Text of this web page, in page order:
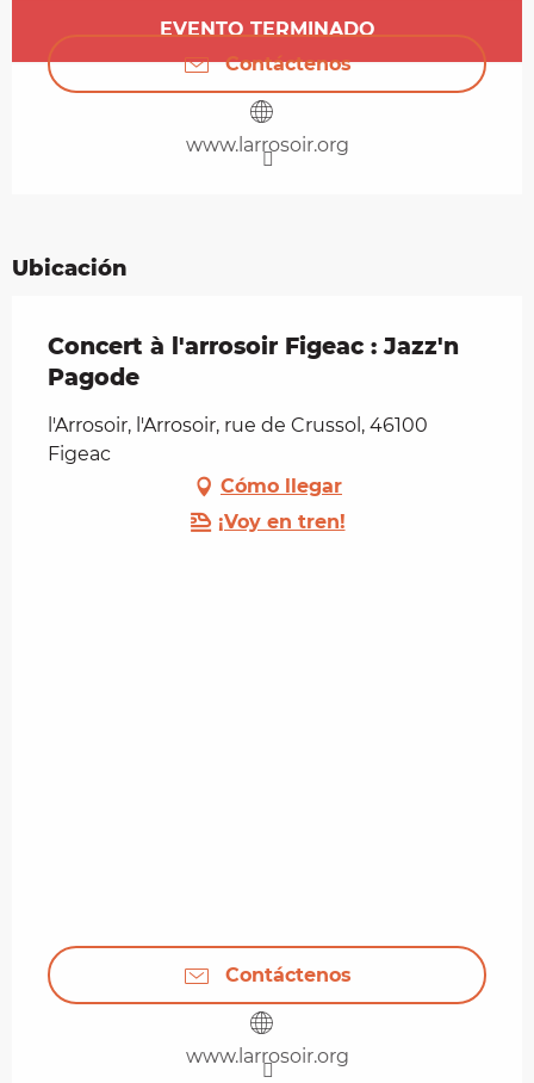
Horarios y datos de contacto
EVENTO TERMINADO
Contáctenos
www.larrosoir.org
Ubicación
Concert à l'arrosoir Figeac : Jazz'n
Pagode
l'Arrosoir, l'Arrosoir, rue de Crussol, 46100
Figeac
Cómo llegar
¡Voy en tren!
Contáctenos
www.larrosoir.org